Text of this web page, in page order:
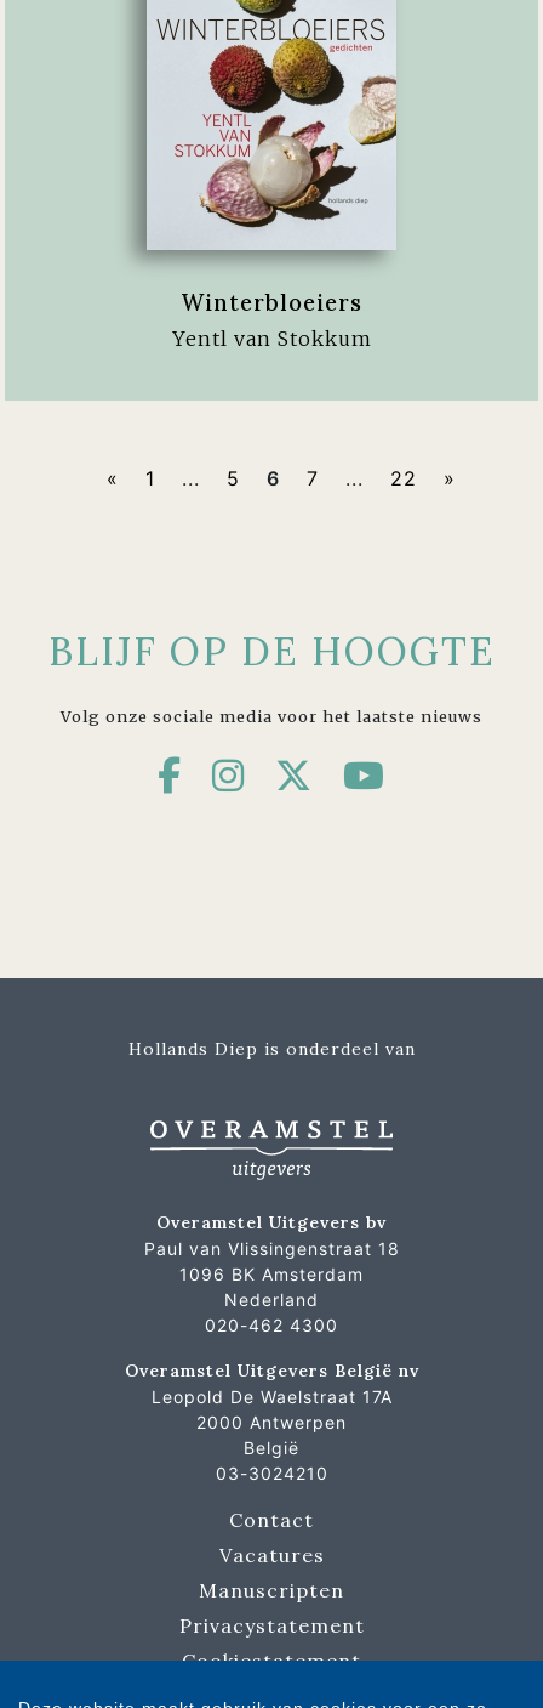
Winterbloeiers
Yentl van Stokkum
« 1 ... 5 6 7 ... 22 »
BLIJF OP DE HOOGTE
Volg onze sociale media voor het laatste nieuws
Hollands Diep is onderdeel van
Overamstel Uitgevers bv
Paul van Vlissingenstraat 18
1096 BK Amsterdam
Nederland
020-462 4300
Overamstel Uitgevers België nv
Leopold De Waelstraat 17A
2000 Antwerpen
België
03-3024210
Contact
Vacatures
Manuscripten
Privacystatement
Cookiestatement
Cookie-instellingen